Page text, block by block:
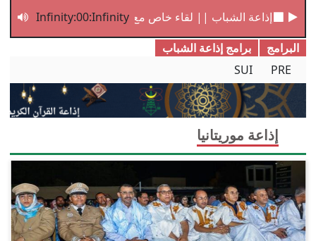
إذاعة الشباب || لقاء خاص مع رئيسة الاتحادية الموريتانية
Infinity:00:Infinity
البرامج
برامج إذاعة الشباب
PRE
SUI
إذاعة موريتانيا